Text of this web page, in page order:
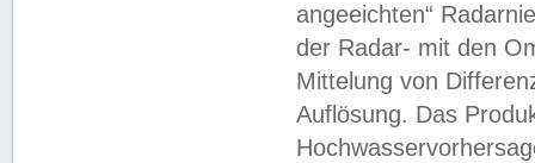
angeeichten“
der Radar- mit den
Mittelung von
Auflösung. Das